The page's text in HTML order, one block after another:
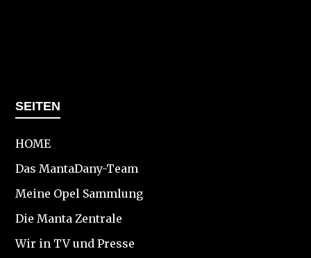
SEITEN
HOME
Das MantaDany-Team
Meine Opel Sammlung
Die Manta Zentrale
Wir in TV und Presse